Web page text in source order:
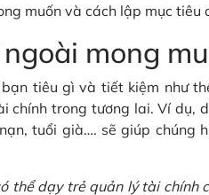
muốn và cách lập mục tiêu
mong
tiêu gì và tiết kiệm như
chính trong tương lai. Ví dụ,
tuổi già…. sẽ giúp chúng
thể dạy trẻ quản lý tài chính